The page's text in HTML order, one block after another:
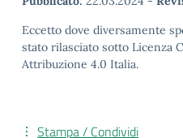
Eccetto dove diversamente
stato rilasciato sotto Licenza
Attribuzione 4.0 Italia.
Stampa / Condividi